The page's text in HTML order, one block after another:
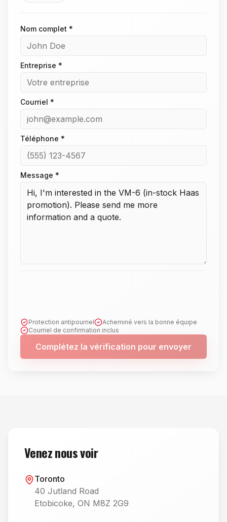
Nom complet *
Entreprise *
Courriel *
Téléphone *
Message *
Protection antipourriel
Acheminé vers la bonne équipe
Courriel de confirmation inclus
Complétez la vérification pour envoyer
Venez nous voir
Toronto
40 Jutland Road
Etobicoke, ON M8Z 2G9